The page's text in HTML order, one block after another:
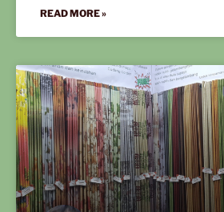
READ MORE »